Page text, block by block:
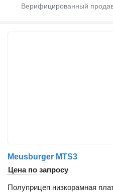
Meusburger MTS3
Цена по запросу
Полуприцеп низкорамная